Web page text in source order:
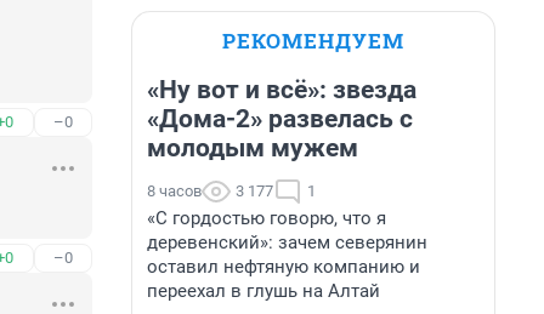
–0
–0
РЕКОМЕНДУЕМ
«Ну вот и всё»: звезда
«Дома-2» развелась с
молодым мужем
8 часов 3 177 1
«С гордостью говорю, что я
деревенский»: зачем северянин
оставил нефтяную компанию и
переехал в глушь на Алтай